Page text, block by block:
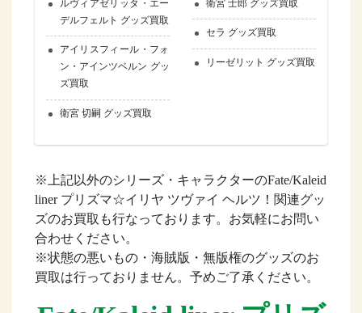
ルヴィアゼリッタ・エー
デルフェルト グッズ買取
アイリスフィール・フォ
ン・アインツベルン グッ
ズ買取
衛宮 切嗣 グッズ買取
衛宮 士郎 グッズ買取
セラ グッズ買取
リーゼリット グッズ買取
※上記以外のシリーズ・キャラクターのFate/Kaleid
liner プリズマ☆イリヤ ツヴァイ ヘルツ！関連グッ
ズのお買取も行なっております。お気軽にお問い
合わせください。
※状態の悪いもの・海賊版・無版権のグッズのお
買取は行っておりません。予めご了承ください。